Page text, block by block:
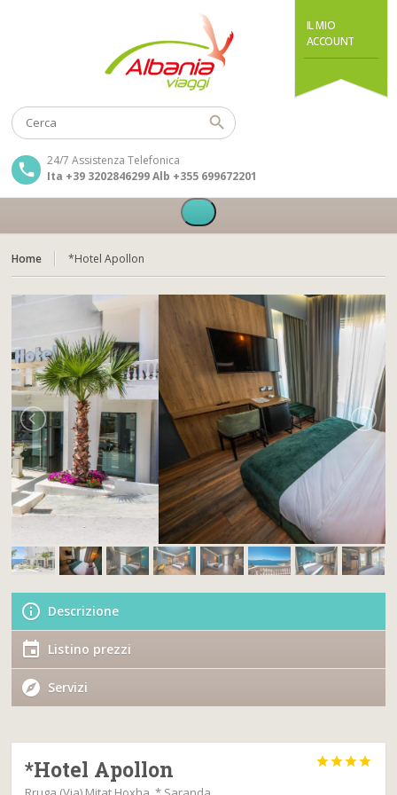
IL MIO
ACCOUNT
24/7 Assistenza Telefonica
Ita +39 3202846299 Alb +355 699672201
Home *Hotel Apollon
Descrizione
Listino prezzi
Servizi
*Hotel Apollon 